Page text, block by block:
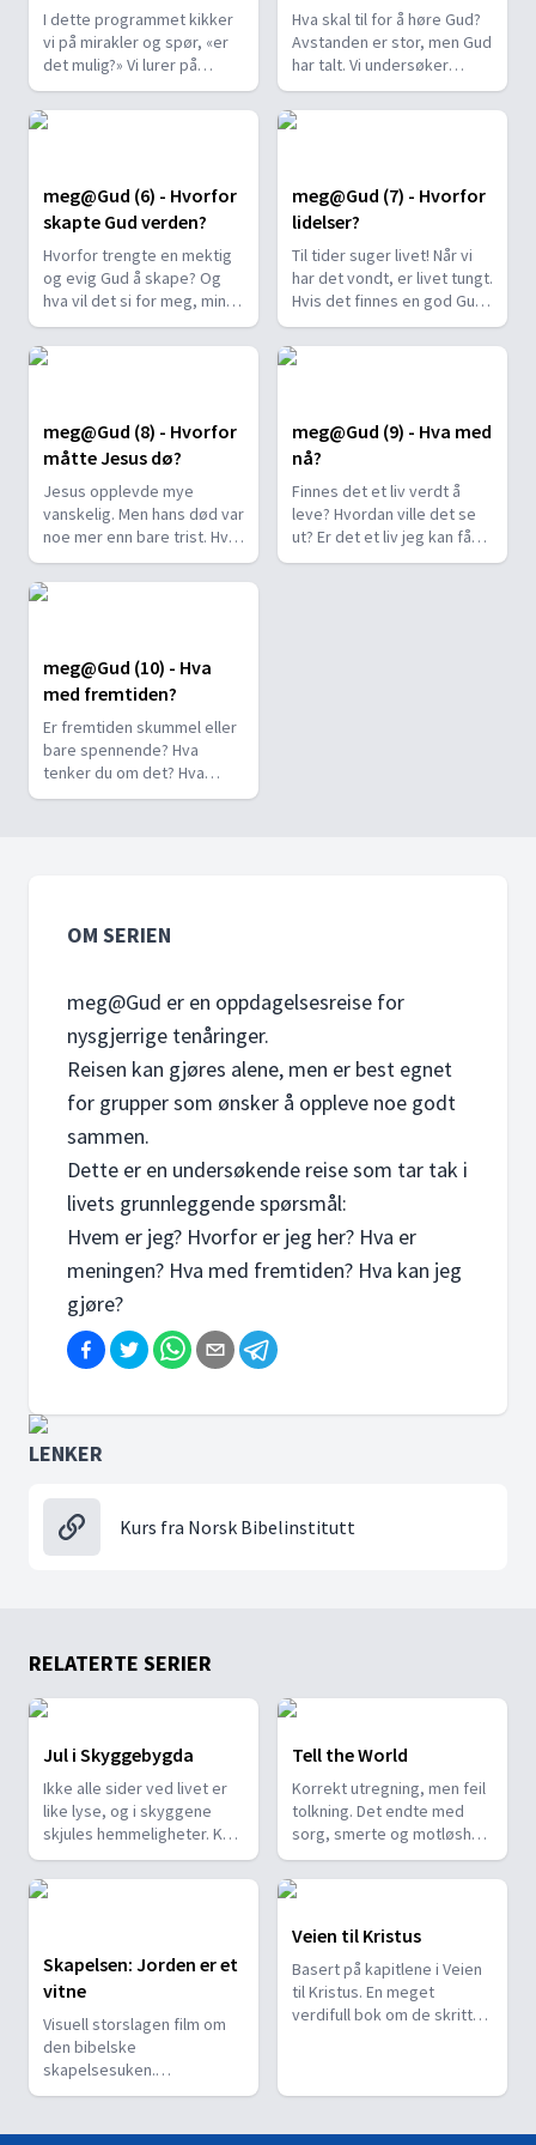
I dette programmet kikker
vi på mirakler og spør, «er
det mulig?» Vi lurer på
hvordan vi kan tolke
Bibelens mirakler. Skjer det
mirakler i dag? Og hva med
opp fra de døde? Er det
mulig?
Hva skal til for å høre Gud?
Avstanden er stor, men Gud
har talt. Vi undersøker
hvordan han gjorde det
gjennom Jesus, profeter,
og en ung dame som heter
meg@Gud (6) - Hvorfor
skapte Gud verden?
Hvorfor trengte en mektig
og evig Gud å skape? Og
hva vil det si for meg, mine
venner og min familie? I
dette programmet drar vi
hjem til David og Melissa,
meg@Gud (7) - Hvorfor
lidelser?
Til tider suger livet! Når vi
har det vondt, er livet tungt.
Hvis det finnes en god Gud,
hvorfor tillater han det
onde? Dette programmet
vil ikke gjøre livet mindre
Gud som gråter med oss.
meg@Gud (8) - Hvorfor
måtte Jesus dø?
Jesus opplevde mye
vanskelig. Men hans død var
noe mer enn bare trist. Hva
var poenget? Hvordan er
det mulig at en manns død
gir håp til universet? Og vi
meg@Gud (9) - Hva med
nå?
Finnes det et liv verdt å
leve? Hvordan ville det se
ut? Er det et liv jeg kan få?
Vi reiser til Israel for å høre
meg@Gud (10) - Hva
med fremtiden?
Er fremtiden skummel eller
bare spennende? Hva
tenker du om det? Hva
tenker Gud om fremtiden?
OM SERIEN
meg@Gud er en oppdagelsesreise for
nysgjerrige tenåringer.
Reisen kan gjøres alene, men er best egnet
for grupper som ønsker å oppleve noe godt
sammen.
Dette er en undersøkende reise som tar tak i
livets grunnleggende spørsmål:
Hvem er jeg? Hvorfor er jeg her? Hva er
meningen? Hva med fremtiden? Hva kan jeg
gjøre?
LENKER
Kurs fra Norsk Bibelinstitutt
RELATERTE SERIER
Jul i Skyggebygda
Ikke alle sider ved livet er
like lyse, og i skyggene
skjules hemmeligheter. Kan
Aksel, Johanne og Ella
sammen gi lys og svar på
noe av mørket?
Tell the World
Korrekt utregning, men feil
tolkning. Det endte med
sorg, smerte og motløshet.
Slik begynner fortellingen
om Syvendedags
Adventistkirken.
Skapelsen: Jorden er et
vitne
Visuell storslagen film om
den bibelske
skapelsesuken.
Filmprodusenten tar seerne
Gud skapte lyset og helt
Veien til Kristus
Basert på kapitlene i Veien
til Kristus. En meget
verdifull bok om de skritt